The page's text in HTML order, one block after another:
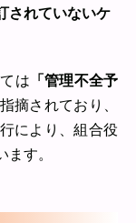
されていないケ
は 「管理不全予
摘されており、
により、組合役
す。